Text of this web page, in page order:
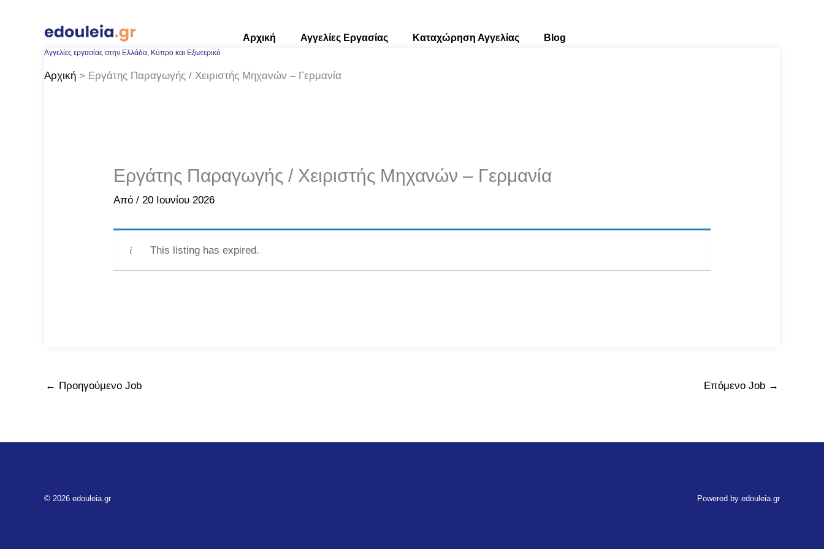
περιεχόμενοΑγγελίες εργασίας στην Ελλάδα, Κύπρο και Εξωτερικό
Αρχική Αγγελίες Eργασίας Καταχώρηση Αγγελίας Blog
Αρχική Εργάτης Παραγωγής / Χειριστής Μηχανών – Γερμανία
Εργάτης Παραγωγής / Χειριστής Μηχανών – Γερμανία
Από/ 20 Ιουνίου 2026
This listing has expired.
← Προηγούμενο Job Επόμενο Job →
© 2026 edouleia.gr Powered by edouleia.gr